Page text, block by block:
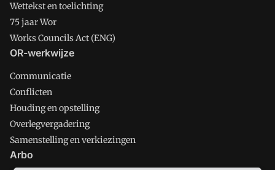
Wettekst en toelichting
75 jaar Wor
Works Councils Act (ENG)
OR-werkwijze
Communicatie
Conflicten
Houding en opstelling
Overlegvergadering
Samenstelling en verkiezingen
Arbo